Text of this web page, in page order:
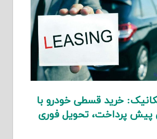
خرید قسطی خودرو با
پیش پرداخت، تحویل فوری